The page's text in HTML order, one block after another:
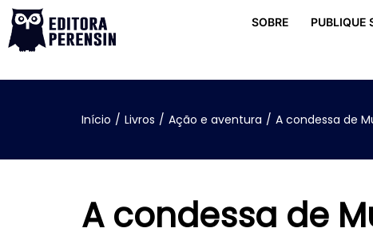
SOBRE PUBLIQUE
Início / Livros / Ação e aventura / A condessa de
A condessa de